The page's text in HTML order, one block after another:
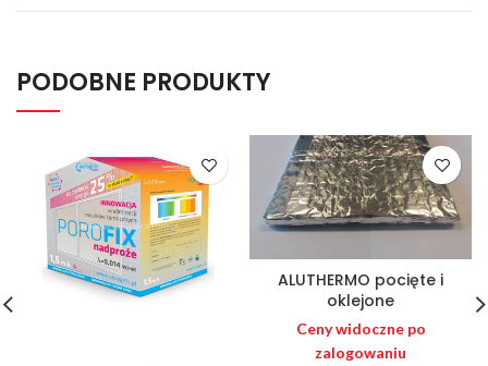
PODOBNE PRODUKTY
ALUTHERMO pocięte i
oklejone
Ceny widoczne po
zalogowaniu